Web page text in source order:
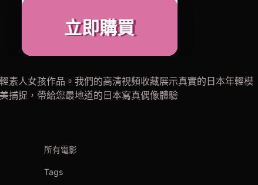
立即購買
素人女孩作品。我們的高清視頻收藏展示真實的日本年輕模
捕捉，帶給您最地道的日本寫真偶像體驗
所有電影
Tags